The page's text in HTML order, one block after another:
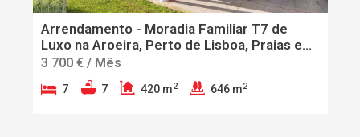
Arrendamento - Moradia Familiar T7 de
Luxo na Aroeira, Perto de Lisboa, Praias e
Golfe
3 700 € / Mês
7 7 420 m2 646 m2